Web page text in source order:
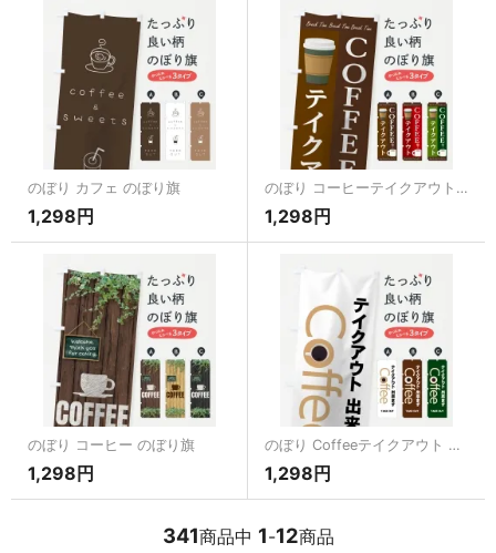
のぼり カフェ のぼり旗
1,298円
のぼり コーヒーテイクアウト のぼり旗
1,298円
のぼり コーヒー のぼり旗
1,298円
のぼり Coffeeテイクアウト のぼり旗
1,298円
341商品中 1-12商品